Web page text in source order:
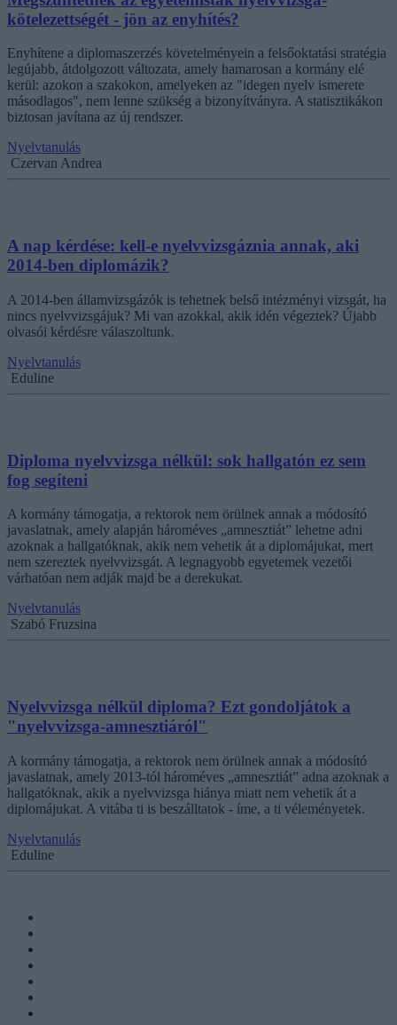
kötelezettségét - jön az enyhítés?
Enyhítene a diplomaszerzés követelményein a felsőoktatási stratégia
legújabb, átdolgozott változata, amely hamarosan a kormány elé
kerül: azokon a szakokon, amelyeken az "idegen nyelv ismerete
másodlagos", nem lenne szükség a bizonyítványra. A statisztikákon
biztosan javítana az új rendszer.
Nyelvtanulás
Czervan Andrea
A nap kérdése: kell-e nyelvvizsgáznia annak, aki
2014-ben diplomázik?
A 2014-ben államvizsgázók is tehetnek belső intézményi vizsgát, ha
nincs nyelvvizsgájuk? Mi van azokkal, akik idén végeztek? Újabb
olvasói kérdésre válaszoltunk.
Nyelvtanulás
Eduline
Diploma nyelvvizsga nélkül: sok hallgatón ez sem
fog segíteni
A kormány támogatja, a rektorok nem örülnek annak a módosító
javaslatnak, amely alapján hároméves „amnesztiát” lehetne adni
azoknak a hallgatóknak, akik nem vehetik át a diplomájukat, mert
nem szereztek nyelvvizsgát. A legnagyobb egyetemek vezetői
várhatóan nem adják majd be a derekukat.
Nyelvtanulás
Szabó Fruzsina
Nyelvvizsga nélkül diploma? Ezt gondoljátok a
"nyelvvizsga-amnesztiáról"
A kormány támogatja, a rektorok nem örülnek annak a módosító
javaslatnak, amely 2013-tól hároméves „amnesztiát” adna azoknak a
hallgatóknak, akik a nyelvvizsga hiánya miatt nem vehetik át a
diplomájukat. A vitába ti is beszálltatok - íme, a ti véleményetek.
Nyelvtanulás
Eduline